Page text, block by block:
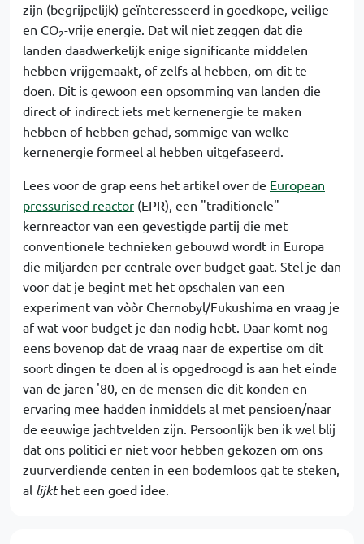
zijn (begrijpelijk) geïnteresseerd in goedkope, veilige
en CO2-vrije energie. Dat wil niet zeggen dat die
landen daadwerkelijk enige significante middelen
hebben vrijgemaakt, of zelfs al hebben, om dit te
doen. Dit is gewoon een opsomming van landen die
direct of indirect iets met kernenergie te maken
hebben of hebben gehad, sommige van welke
kernenergie formeel al hebben uitgefaseerd.
Lees voor de grap eens het artikel over de European
pressurised reactor (EPR), een "traditionele"
kernreactor van een gevestigde partij die met
conventionele technieken gebouwd wordt in Europa
die miljarden per centrale over budget gaat. Stel je dan
voor dat je begint met het opschalen van een
experiment van vòòr Chernobyl/Fukushima en vraag je
af wat voor budget je dan nodig hebt. Daar komt nog
eens bovenop dat de vraag naar de expertise om dit
soort dingen te doen al is opgedroogd is aan het einde
van de jaren '80, en de mensen die dit konden en
ervaring mee hadden inmiddels al met pensioen/naar
de eeuwige jachtvelden zijn. Persoonlijk ben ik wel blij
dat ons politici er niet voor hebben gekozen om ons
zuurverdiende centen in een bodemloos gat te steken,
al lijkthet een goed idee.